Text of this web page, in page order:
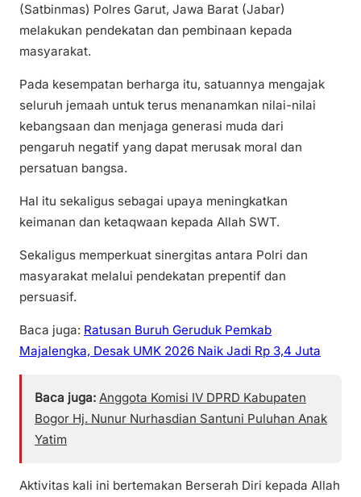
(Satbinmas) Polres Garut, Jawa Barat (Jabar)
melakukan pendekatan dan pembinaan kepada
masyarakat.
Pada kesempatan berharga itu, satuannya mengajak
seluruh jemaah untuk terus menanamkan nilai-nilai
kebangsaan dan menjaga generasi muda dari
pengaruh negatif yang dapat merusak moral dan
persatuan bangsa.
Hal itu sekaligus sebagai upaya meningkatkan
keimanan dan ketaqwaan kepada Allah SWT.
Sekaligus memperkuat sinergitas antara Polri dan
masyarakat melalui pendekatan prepentif dan
persuasif.
Baca juga: Ratusan Buruh Geruduk Pemkab
Majalengka, Desak UMK 2026 Naik Jadi Rp 3,4 Juta
Baca juga: Anggota Komisi IV DPRD Kabupaten
Bogor Hj. Nunur Nurhasdian Santuni Puluhan Anak
Yatim
Aktivitas kali ini bertemakan Berserah Diri kepada Allah